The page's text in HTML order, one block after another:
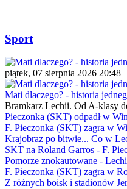
Sport
piątek, 07 sierpnia 2026 20:48
Mati dlaczego? - historia
Bramkarz Lechii. Od A-klasy
Pieczonka (SKT) odpadł w
F. Pieczonka (SKT) zagra w
Krajobraz po bitwie... Co w
SKT na Roland Garros - F.
Pomorze znokautowane -
F. Pieczonka (SKT) zagra w
Z różnych boisk i stadionów